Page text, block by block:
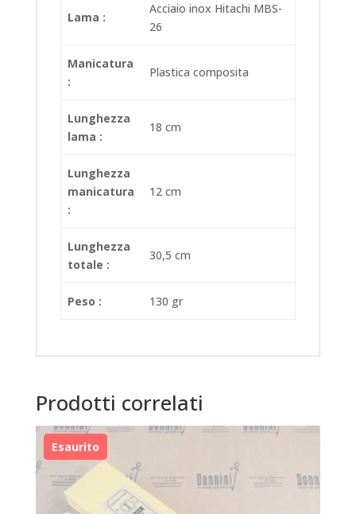
Lama :
Acciaio inox Hitachi MBS-
26
Manicatura
:
Plastica composita
Lunghezza
lama :
18 cm
Lunghezza
manicatura
:
12 cm
Lunghezza
totale :
30,5 cm
Peso : 130 gr
Prodotti correlati